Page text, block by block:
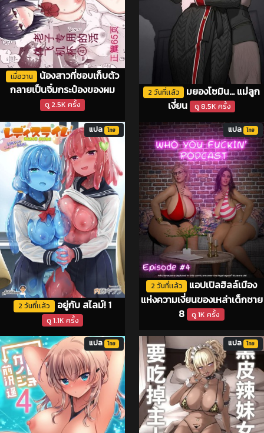
เมื่อวาน
น้องสาวที่ชอบเก็บตัว
กลายเป็นจิ๋มกระป๋องของผม
ดู 2.5K ครั้ง
2 วันที่เเล้ว
มยองโซมิน... แม่ลูก
เงี่ยน
ดู 8.5K ครั้ง
2 วันที่เเล้ว อยู่กับ สไลม์! 1
ดู 1.1K ครั้ง
แปล ไทย
2 วันที่เเล้ว
แอปเปิลฮิลล์เมือง
แห่งความเงี่ยนของเหล่าเด็กชาย
8 ดู 1K ครั้ง
แปล ไทย
แปล ไทย แปล ไทย